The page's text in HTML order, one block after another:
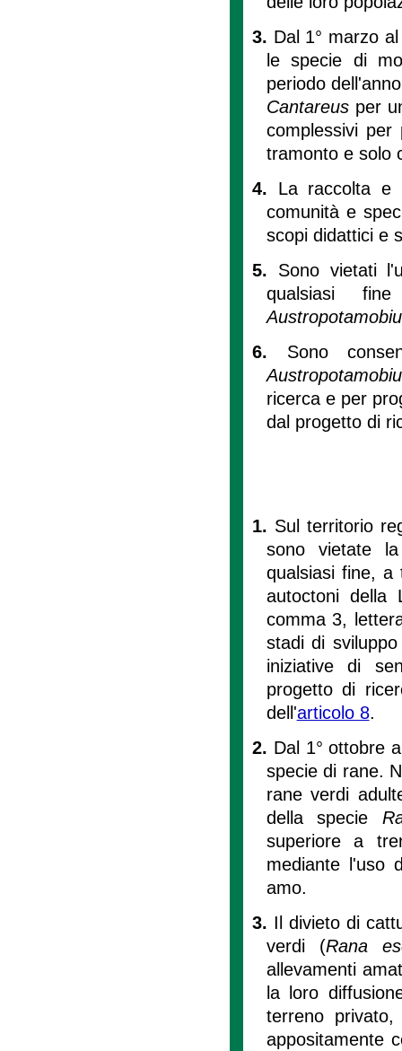
3. Dal 1° marzo
le specie di
periodo
Cantareusper
complessivi
tramonto e solo
4. La raccolta e
comunità e
scopi didattici e
5. Sono vietati
qualsiasi
6. Sono
ricerca e per
dal progetto di
1. Sul territorio
sono vietate
qualsiasi fine, a
autoctoni della
comma 3,
stadi di
iniziative di
progetto di
dell'articolo 8.
2. Dal 1° ottobre
specie di rane.
rane verdi
della specie
superiore a
mediante l'uso
amo.
3. Il divieto di
verdi (Rana
allevamenti
la loro
terreno
appositamente